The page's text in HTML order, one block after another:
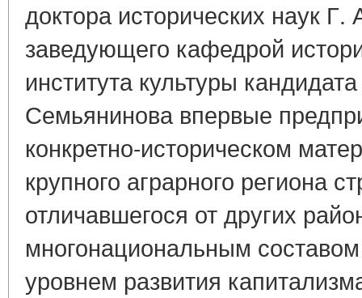
доктора исторических наук
заведующего кафедрой
института культуры
Семьянинова впервые
конкретно-историческом
крупного аграрного региона
отличавшегося от других
многонациональным
уровнем развития